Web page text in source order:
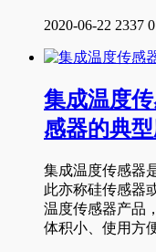
2020-06-22 2337 0
集成温度
感器的典型
集成温度传感器
此亦称硅传感器
温度传感器产品
体积小、使用方